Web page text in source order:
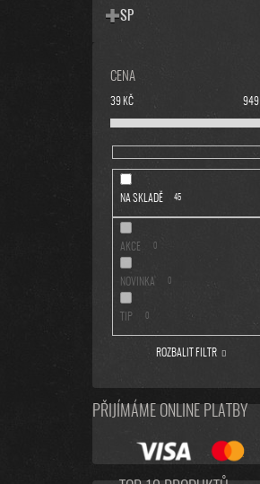
SP
CENA
39 KČ 949
NA SKLADĚ 45
AKCE 0
NOVINKA 0
TIP 0
ROZBALIT FILTR
PŘIJÍMÁME ONLINE PLATBY